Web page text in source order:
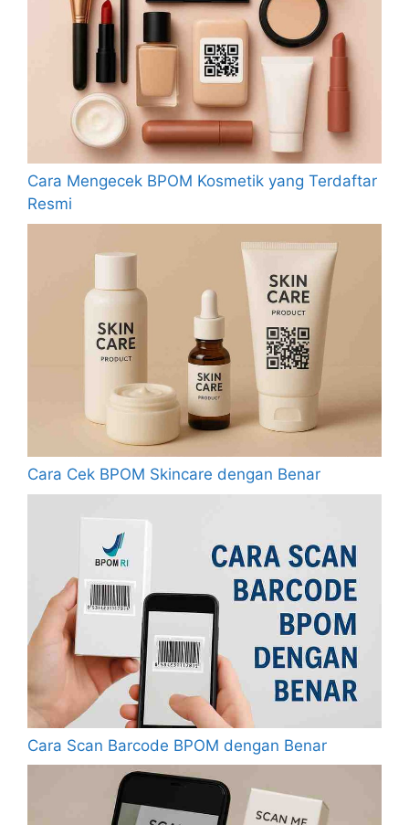
Cara Mengecek BPOM Kosmetik yang Terdaftar
Resmi
Cara Cek BPOM Skincare dengan Benar
Cara Scan Barcode BPOM dengan Benar